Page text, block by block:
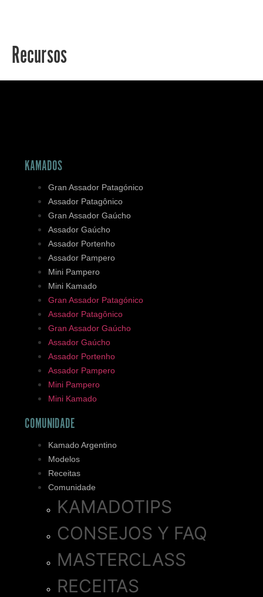
Recursos
KAMADOS
Gran Assador Patagónico
Assador Patagônico
Gran Assador Gaúcho
Assador Gaúcho
Assador Portenho
Assador Pampero
Mini Pampero
Mini Kamado
Gran Assador Patagónico
Assador Patagônico
Gran Assador Gaúcho
Assador Gaúcho
Assador Portenho
Assador Pampero
Mini Pampero
Mini Kamado
COMUNIDADE
Kamado Argentino
Modelos
Receitas
Comunidade
KAMADOTIPS
CONSEJOS Y FAQ
MASTERCLASS
RECEITAS